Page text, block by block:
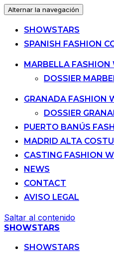
Alternar la navegación
SHOWSTARS
SPANISH FASHION
MARBELLA FASHION
DOSSIER
GRANADA FASHION
DOSSIER
PUERTO BANÚS
MADRID ALTA
CASTING FASHION
NEWS
CONTACT
AVISO LEGAL
Saltar al contenido
SHOWSTARS
SHOWSTARS